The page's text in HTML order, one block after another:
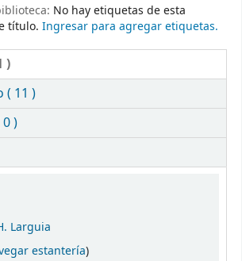
No hay etiquetas de esta
título. Ingresar para agregar etiquetas.
)
( 11 )
)
Larguia
estantería(Abre debajo)
)